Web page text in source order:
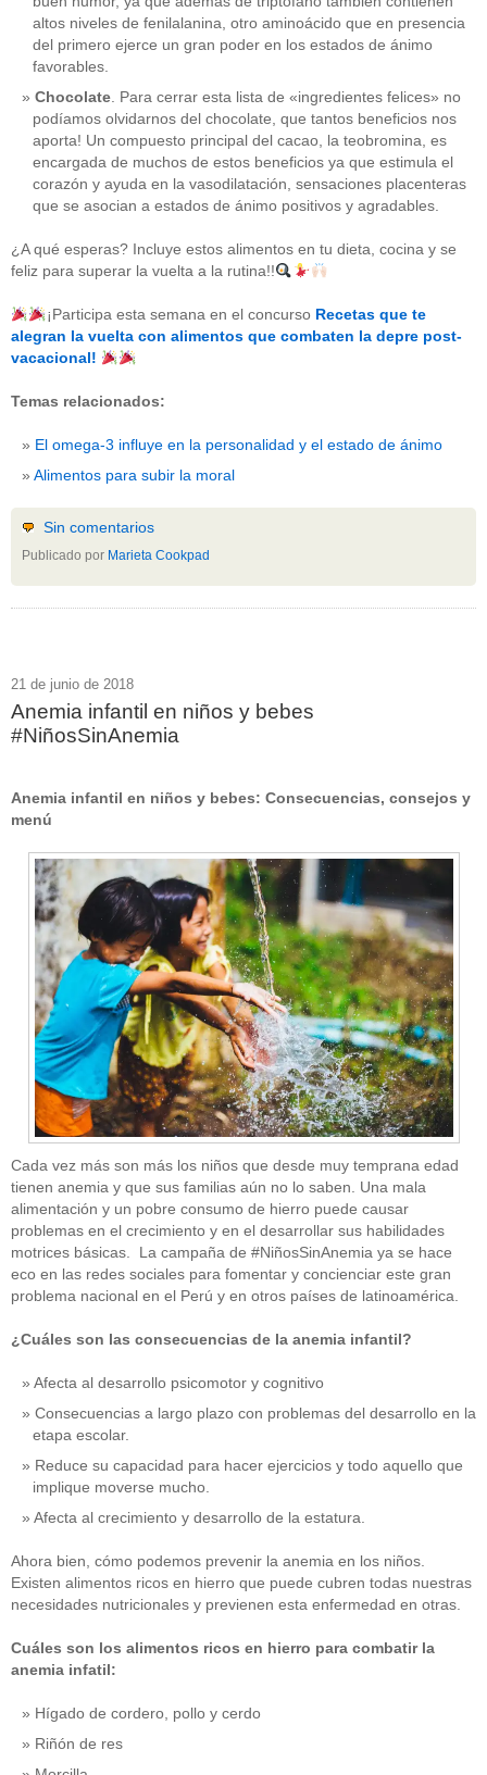
CATEGORÍAS
acido-folico (4)
alergias(3)
alimentos(22)
alimentos-perjudiaciales (17)
antioxidantes (6)
beneficios-salud(53)
calcio
corazon(1)
dietas(10)
embarazo
nutricion(3)
obesidad(12)
Sin categoría(438)
vitaminas(10)
RSS - Entradas
ADMINISTRAR
altos niveles de fenilalanina, otro aminoácido que en presencia
del primero ejerce un gran poder en los estados de ánimo
favorables.
Chocolate. Para cerrar esta lista de «ingredientes felices» no
podíamos olvidarnos del chocolate, que tantos beneficios nos
aporta! Un compuesto principal del cacao, la teobromina, es
encargada de muchos de estos beneficios ya que estimula el
corazón y ayuda en la vasodilatación, sensaciones placenteras
que se asocian a estados de ánimo positivos y agradables.
¿A qué esperas? Incluye estos alimentos en tu dieta, cocina y se
feliz para superar la vuelta a la rutina!!
¡Participa esta semana en el concurso Recetas que te
alegran la vuelta con alimentos que combaten la depre post-
vacacional!
Temas relacionados:
El omega-3 influye en la personalidad y el estado de ánimo
Alimentos para subir la moral
Sin comentarios
Publicado por Marieta Cookpad
21 de junio de 2018
Anemia infantil en niños y bebes
#NiñosSinAnemia
Anemia infantil en niños y bebes: Consecuencias, consejos y
menú
Cada vez más son más los niños que desde muy temprana edad
tienen anemia y que sus familias aún no lo saben. Una mala
alimentación y un pobre consumo de hierro puede causar
problemas en el crecimiento y en el desarrollar sus habilidades
motrices básicas. La campaña de #NiñosSinAnemia ya se hace
eco en las redes sociales para fomentar y concienciar este gran
problema nacional en el Perú y en otros países de latinoamérica.
¿Cuáles son las consecuencias de la anemia infantil?
Afecta al desarrollo psicomotor y cognitivo
Consecuencias a largo plazo con problemas del desarrollo en la
etapa escolar.
Reduce su capacidad para hacer ejercicios y todo aquello que
implique moverse mucho.
Afecta al crecimiento y desarrollo de la estatura.
Ahora bien, cómo podemos prevenir la anemia en los niños.
Existen alimentos ricos en hierro que puede cubren todas nuestras
necesidades nutricionales y previenen esta enfermedad en otras.
Cuáles son los alimentos ricos en hierro para combatir la
anemia infatil:
Hígado de cordero, pollo y cerdo
Riñón de res